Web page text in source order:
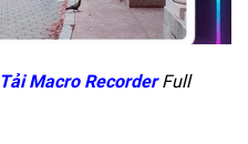
Tải Macro RecorderFull